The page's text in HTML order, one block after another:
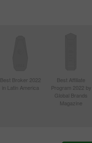
Best Broker 2022
in Latin America
Best Affiliate
Program 2022 by
Global Brands
Magazine